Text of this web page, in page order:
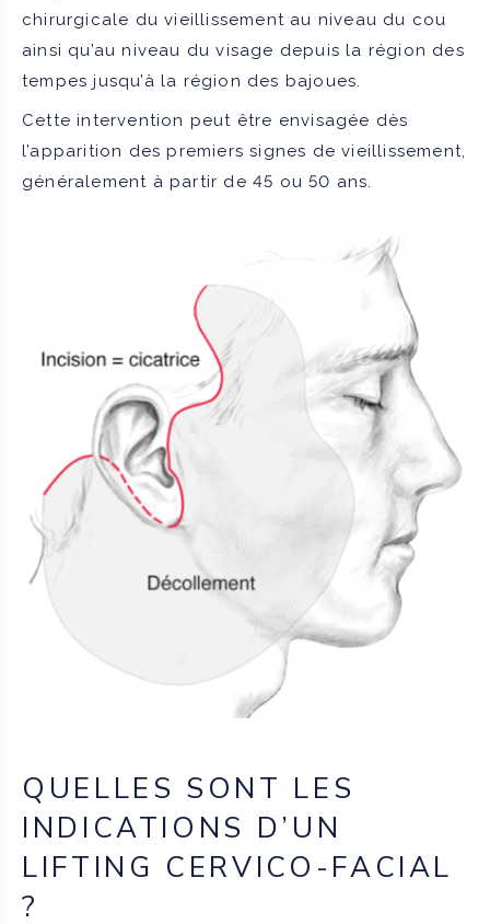
chirurgicale du vieillissement au niveau du cou
ainsi qu’au niveau du visage depuis la région des
tempes jusqu’à la région des bajoues.
Cette intervention peut être envisagée dès
l’apparition des premiers signes de vieillissement,
généralement à partir de 45 ou 50 ans.
QUELLES SONT LES
INDICATIONS D’UN
LIFTING CERVICO-FACIAL
?